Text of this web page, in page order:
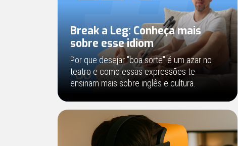
Break a Leg: Conheça mais
sobre esse idiom
Por que desejar "boa sorte" é um azar no
teatro e como essas expressões te
ensinam mais sobre inglês e cultura.